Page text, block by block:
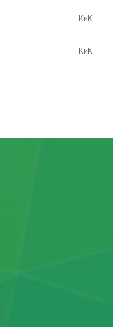
КиК
КиК